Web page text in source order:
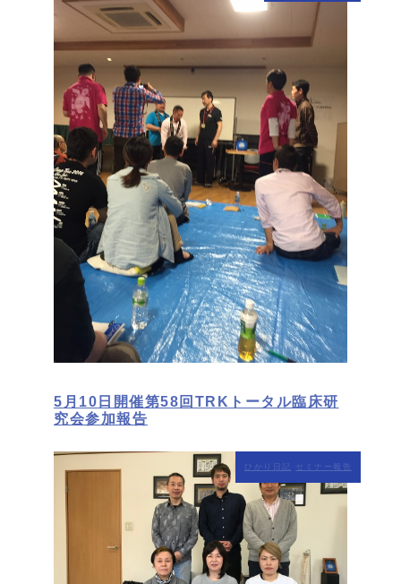
5月10日開催第58回TRKトータル臨床研
究会参加報告
ひかり日記 セミナー報告